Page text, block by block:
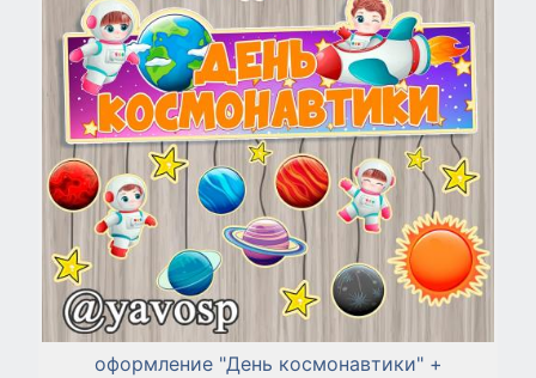
оформление "День космонавтики" +